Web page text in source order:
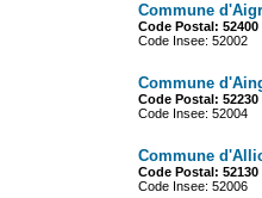
Commune
Code Postal: 52400
Code Insee: 52002
Commune
Code Postal: 52230
Code Insee: 52004
Commune
Code Postal: 52130
Code Insee: 52006